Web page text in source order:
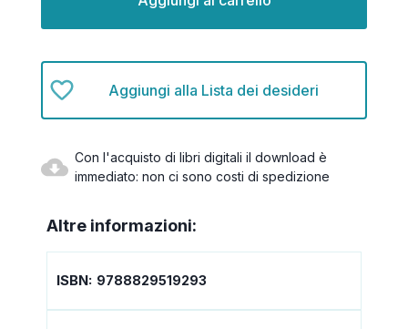
Aggiungi alla Lista dei desideri
Con l'acquisto di libri digitali il download è
immediato: non ci sono costi di spedizione
Altre informazioni:
ISBN: 9788829519293